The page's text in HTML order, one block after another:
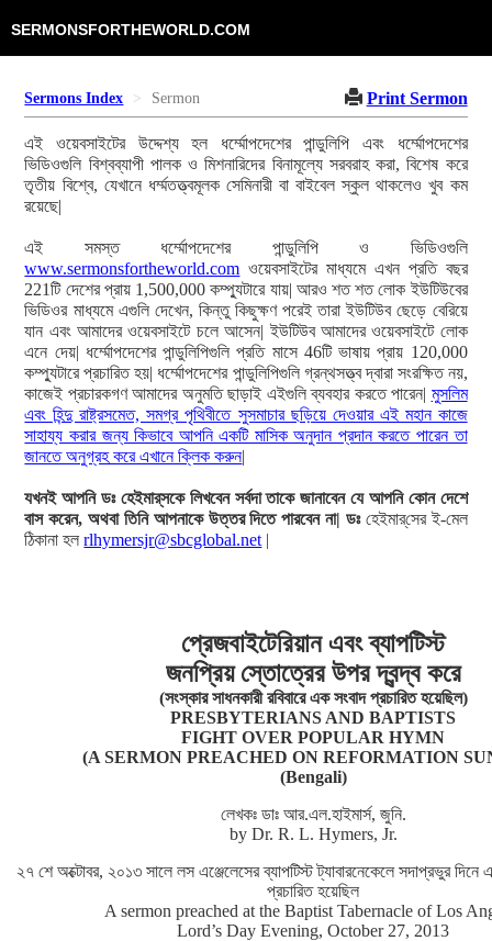
SERMONSFORTHEWORLD.COM
Sermons Index Sermon Print Sermon
এই ওয়েবসাইটের উদ্দেশ্য হল ধর্ম্মোপদেশের পান্ডুলিপি এবং ধর্ম্মোপদেশের
ভিডিওগুলি বিশ্বব্যাপী পালক ও মিশনারিদের বিনামূল্যে সরবরাহ করা, বিশেষ করে
তৃতীয় বিশ্বে, যেখানে ধর্ম্মতত্ত্বমূলক সেমিনারী বা বাইবেল স্কুল থাকলেও খুব কম
রয়েছে|
এই সমস্ত ধর্ম্মোপদেশের পান্ডুলিপি ও ভিডিওগুলি
www.sermonsfortheworld.com ওয়েবসাইটের মাধ্যমে এখন প্রতি বছর
221টি দেশের প্রায় 1,500,000 কম্প্যুটারে যায়| আরও শত শত লোক ইউটিউবের
ভিডিওর মাধ্যমে এগুলি দেখেন, কিন্তু কিছুক্ষণ পরেই তারা ইউটিউব ছেড়ে বেরিয়ে
যান এবং আমাদের ওয়েবসাইটে চলে আসেন| ইউটিউব আমাদের ওয়েবসাইটে লোক
এনে দেয়| ধর্ম্মোপদেশের পান্ডুলিপিগুলি প্রতি মাসে 46টি ভাষায় প্রায় 120,000
কম্প্যুটারে প্রচারিত হয়| ধর্ম্মোপদেশের পান্ডুলিপিগুলি গ্রন্থসত্ত্ব দ্বারা সংরক্ষিত নয়,
কাজেই প্রচারকগণ আমাদের অনুমতি ছাড়াই এইগুলি ব্যবহার করতে পারেন| মুসলিম
এবং হিন্দু রাষ্ট্রসমেত, সমগ্র পৃথিবীতে সুসমাচার ছড়িয়ে দেওয়ার এই মহান কাজে
সাহায্য করার জন্য কিভাবে আপনি একটি মাসিক অনুদান প্রদান করতে পারেন তা
জানতে অনুগ্রহ করে এখানে ক্লিক করুন|
যখনই আপনি ডঃ হেইমার্‌সকে লিখবেন সর্বদা তাকে জানাবেন যে আপনি কোন দেশে
বাস করেন, অথবা তিনি আপনাকে উত্তর দিতে পারবেন না| ডঃহেইমার্‌সের ই-মেল
ঠিকানা হলrlhymersjr@sbcglobal.net |
প্রেজবাইটেরিয়ান এবং ব্যাপটিস্ট
জনপ্রিয় স্তোত্রের উপর দ্বন্দ্ব করে
(সংস্কার সাধনকারী রবিবারে এক সংবাদ প্রচারিত হয়েছিল)
PRESBYTERIANS AND BAPTISTS
FIGHT OVER POPULAR HYMN
(A SERMON PREACHED ON REFORMATION
(Bengali)
লেখকঃ ডাঃ আর.এল.হাইমার্স, জুনি.
by Dr. R. L. Hymers, Jr.
২৭ শে অক্টোবর, ২০১৩ সালে লস এঞ্জেলেসের ব্যাপটিস্ট ট্যাবারনেকেলে সদাপ্রভুর দিনে
প্রচারিত হয়েছিল
A sermon preached at the Baptist Tabernacle of Los
Lord’s Day Evening, October 27, 2013